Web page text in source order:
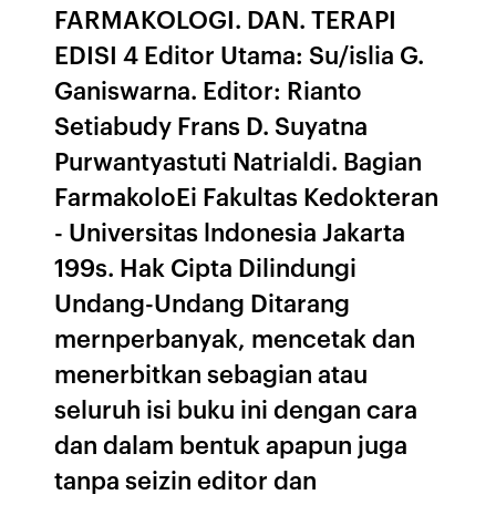
FARMAKOLOGI. DAN. TERAPI
EDISI 4 Editor Utama: Su/islia G.
Ganiswarna. Editor: Rianto
Setiabudy Frans D. Suyatna
Purwantyastuti Natrialdi. Bagian
FarmakoloEi Fakultas Kedokteran
- Universitas lndonesia Jakarta
199s. Hak Cipta Dilindungi
Undang-Undang Ditarang
mernperbanyak, mencetak dan
menerbitkan sebagian atau
seluruh isi buku ini dengan cara
dan dalam bentuk apapun juga
tanpa seizin editor dan